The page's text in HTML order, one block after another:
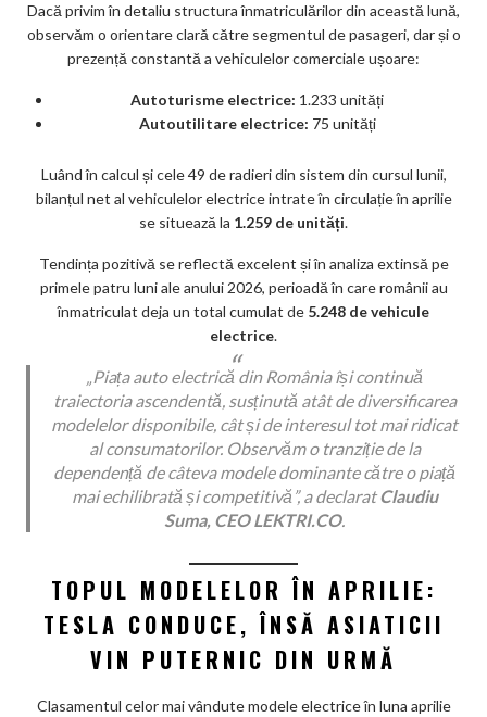
Dacă privim în detaliu structura înmatriculărilor din această lună,
observăm o orientare clară către segmentul de pasageri, dar și o
prezență constantă a vehiculelor comerciale ușoare:
Autoturisme electrice: 1.233 unități
Autoutilitare electrice: 75 unități
Luând în calcul și cele 49 de radieri din sistem din cursul lunii,
bilanțul net al vehiculelor electrice intrate în circulație în aprilie
se situează la 1.259 de unități.
Tendința pozitivă se reflectă excelent și în analiza extinsă pe
primele patru luni ale anului 2026, perioadă în care românii au
înmatriculat deja un total cumulat de 5.248 de vehicule
electrice.
„Piața auto electrică din România își continuă
traiectoria ascendentă, susținută atât de diversificarea
modelelor disponibile, cât și de interesul tot mai ridicat
al consumatorilor. Observăm o tranziție de la
dependență de câteva modele dominante către o piață
mai echilibrată și competitivă”, a declaratClaudiu
Suma, CEO LEKTRI.CO.
TOPUL MODELELOR ÎN APRILIE:
TESLA CONDUCE, ÎNSĂ ASIATICII
VIN PUTERNIC DIN URMĂ
Clasamentul celor mai vândute modele electrice în luna aprilie